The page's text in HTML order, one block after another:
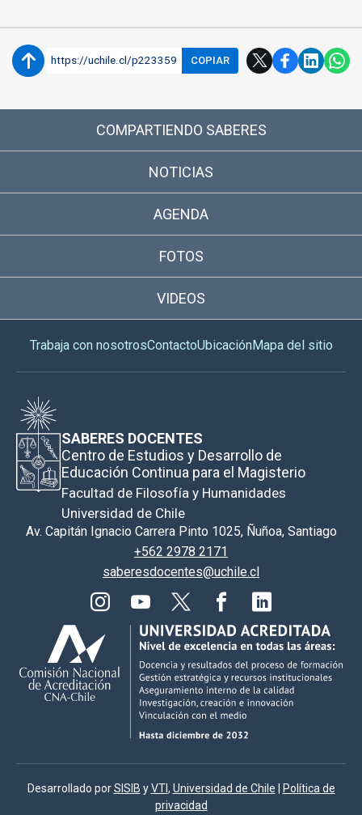
https://uchile.cl/p223359 COPIAR
COMPARTIENDO SABERES
NOTICIAS
AGENDA
FOTOS
VIDEOS
Trabaja con nosotrosContactoUbicaciónMapa del sitio
SABERES DOCENTES
Centro de Estudios y Desarrollo de
Educación Continua para el Magisterio
Facultad de Filosofía y Humanidades
Universidad de Chile
Av. Capitán Ignacio Carrera Pinto 1025, Ñuñoa, Santiago
+562 2978 2171
saberesdocentes@uchile.cl
Desarrollado porSISIB yVTI, Universidad de Chile
Política de
privacidad